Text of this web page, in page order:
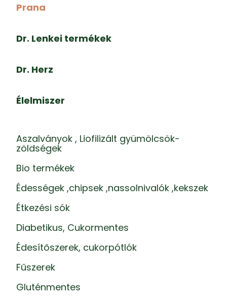
Prana
Dr. Lenkei termékek
Dr. Herz
Élelmiszer
Aszalványok , Liofilizált gyümölcsök-
zöldségek
Bio termékek
Édességek ,chipsek ,nassolnivalók ,kekszek
Étkezési sók
Diabetikus, Cukormentes
Édesítőszerek, cukorpótlók
Fűszerek
Gluténmentes